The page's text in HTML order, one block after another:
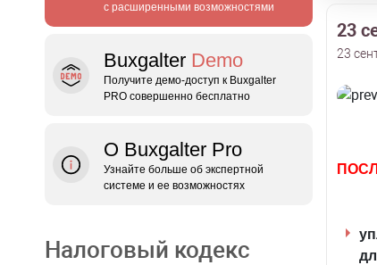
с расширенными возможностями
Buxgalter Demo
Получите демо‑доступ к Buxgalter
PRO совершенно бесплатно
О Buxgalter Pro
Узнайте больше об экспертной
системе и ее возможностях
Налоговый кодекс
23
23